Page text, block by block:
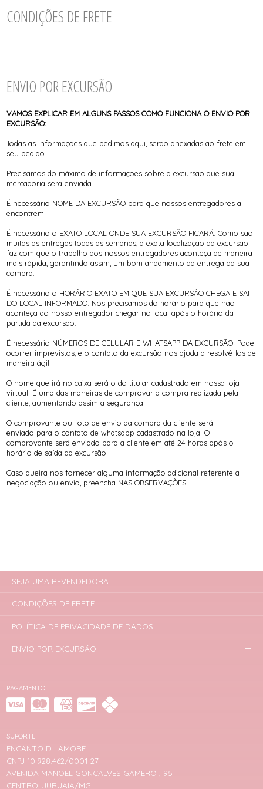
CALCINHAS
CAMISOLAS E ROBES
CONDIÇÕES DE FRETE
ENVIO POR EXCURSÃO
VAMOS EXPLICAR EM ALGUNS PASSOS COMO FUNCIONA O ENVIO POR
EXCURSÃO:
Todas as informações que pedimos aqui, serão anexadas ao frete em
seu pedido.
Precisamos do máximo de informações sobre a excursão que sua
mercadoria sera enviada.
É necessário NOME DA EXCURSÃO para que nossos entregadores a
encontrem.
É necessário o EXATO LOCAL ONDE SUA EXCURSÃO FICARÁ. Como são
muitas as entregas todas as semanas, a exata localização da excursão
faz com que o trabalho dos nossos entregadores aconteça de maneira
mais rápida, garantindo assim, um bom andamento da entrega da sua
compra.
É necessário o HORÁRIO EXATO EM QUE SUA EXCURSÃO CHEGA E SAI
DO LOCAL INFORMADO. Nós precisamos do horário para que não
aconteça do nosso entregador chegar no local após o horário da
partida da excursão.
É necessário NÚMEROS DE CELULAR E WHATSAPP DA EXCURSÃO. Pode
ocorrer imprevistos, e o contato da excursão nos ajuda a resolvê-los de
maneira ágil.
O nome que irá no caixa será o do titular cadastrado em nossa loja
virtual. É uma das maneiras de comprovar a compra realizada pela
cliente, aumentando assim a segurança.
O comprovante ou foto de envio da compra da cliente será
enviado para o contato de whatsapp cadastrado na loja. O
comprovante será enviado para a cliente em até 24 horas após o
horário de saída da excursão.
Caso queira nos fornecer alguma informação adicional referente a
negociação ou envio, preencha NAS OBSERVAÇÕES.
PAGAMENTO
SUPORTE
ENCANTO D LAMORE
CNPJ 10.928.462/0001-27
AVENIDA MANOEL GONÇALVES GAMERO , 95
CENTRO, JURUAIA/MG
SEJA UMA REVENDEDORA
CONDIÇÕES DE FRETE
POLÍTICA DE PRIVACIDADE DE DADOS
ENVIO POR EXCURSÃO